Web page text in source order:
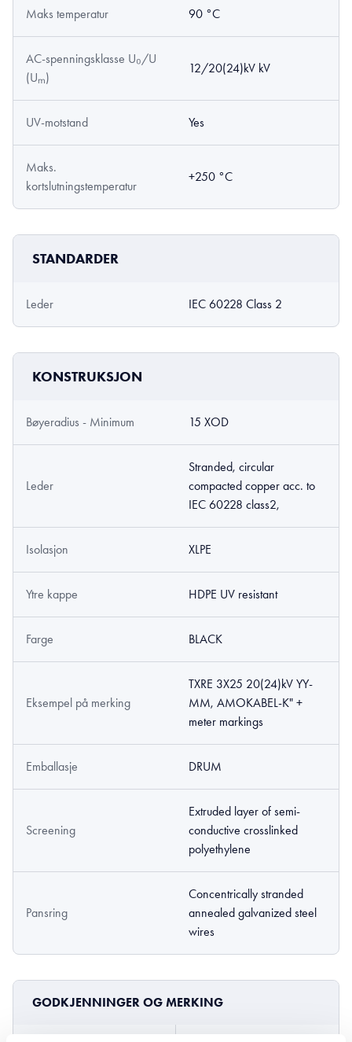
Maks temperatur 90 °C
AC-spenningsklasse U₀/U
(Uₘ)
12/20(24)kV kV
UV-motstand Yes
Maks.
kortslutningstemperatur
+250 °C
STANDARDER
Leder IEC 60228 Class 2
KONSTRUKSJON
Bøyeradius - Minimum 15 XOD
Leder
Stranded, circular
compacted copper acc. to
IEC 60228 class2,
Isolasjon XLPE
Ytre kappe HDPE UV resistant
Farge BLACK
Eksempel på merking
TXRE 3X25 20(24)kV YY-
MM, AMOKABEL-K" +
meter markings
Emballasje DRUM
Screening
Extruded layer of semi­
conductive cross­linked
polyethylene
Pansring
Concentrically stranded
annealed galvanized steel
wires
GODKJENNINGER OG MERKING